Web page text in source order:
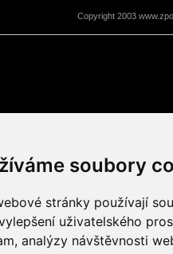
soubory
stránky používají
uživatelského
analýzy návštěvnosti
Copyright 2003